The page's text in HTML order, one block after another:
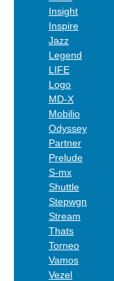
Insight
Inspire
Jazz
Legend
LIFE
Logo
MD-X
Mobilio
Odyssey
Partner
Prelude
S-mx
Shuttle
Stepwgn
Stream
Thats
Torneo
Vamos
Vezel